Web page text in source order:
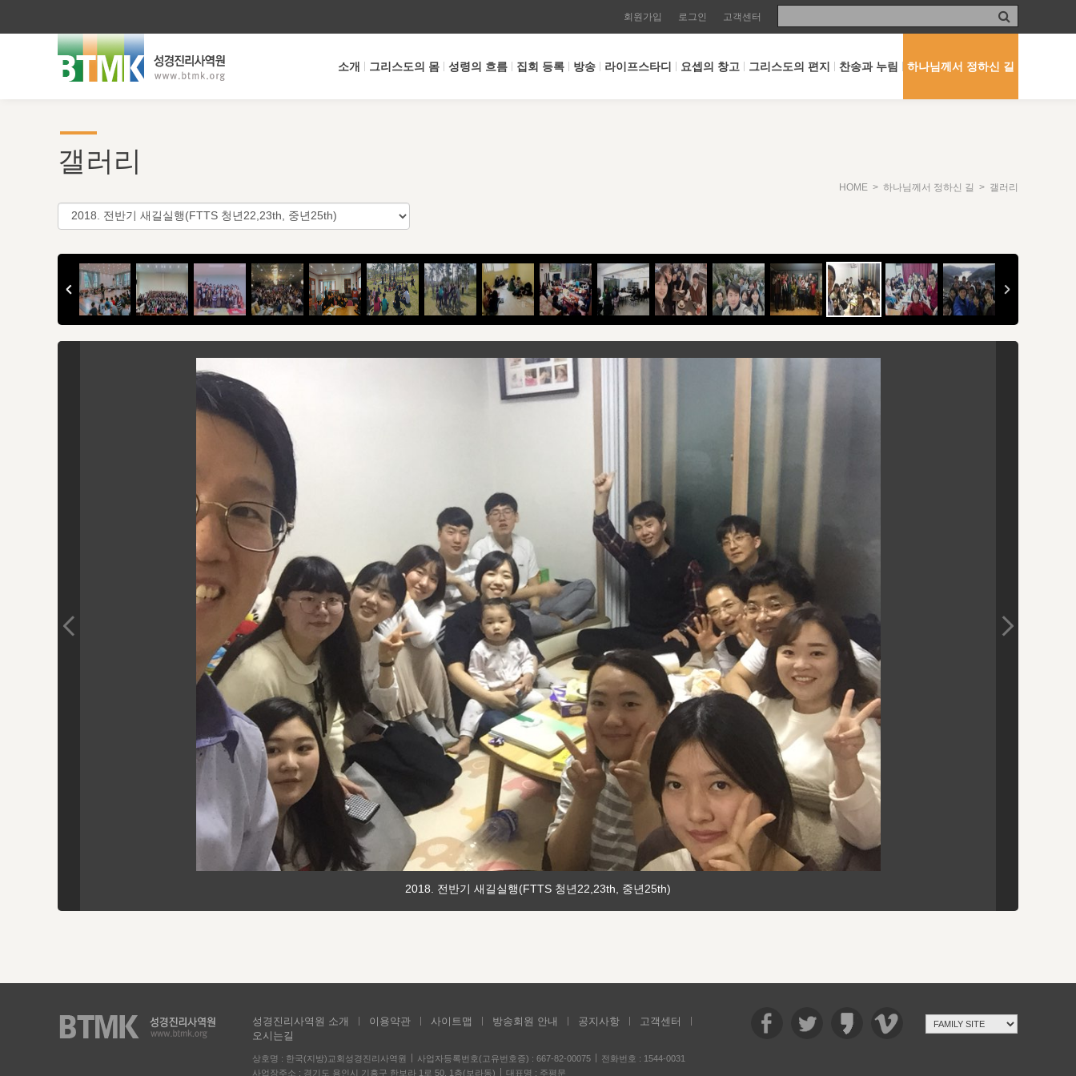
회원가입 로그인 고객센터
소개 그리스도의 몸 성령의 흐름 집회 등록 방송 라이프스타디 요셉의 창고 그리스도의 편지 찬송과 누림 하나님께서 정하신 길
갤러리
HOME > 하나님께서 정하신 길 > 갤러리
2018. 전반기 새길실행(FTTS 청년22,23th, 중년25th)
성경진리사역원 소개 이용약관 사이트맵 방송회원 안내 공지사항
고객센터
오시는길
상호명 : 한국(지방)교회성경진리사역원 사업자등록번호(고유번호증) : 667-82-00075
전화번호 : 1544-0031
사업장주소 : 경기도 용인시 기흥구 한보라 1로 50, 1층(보라동)
대표명 : 주평문